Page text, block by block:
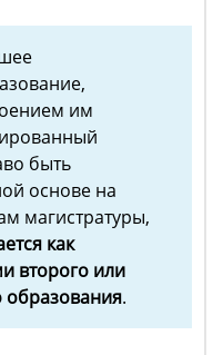
им
быть
основе на
магистратуры,
как
второго или
.